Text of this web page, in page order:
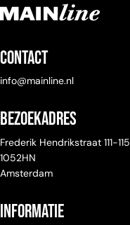
Contact
info@mainline.nl
Bezoekadres
Frederik Hendrikstraat 111-115
1052HN
Amsterdam
Informatie